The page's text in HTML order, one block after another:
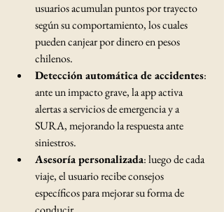
usuarios acumulan puntos por trayecto
según su comportamiento, los cuales
pueden canjear por dinero en pesos
chilenos.
Detección automática de accidentes:
ante un impacto grave, la app activa
alertas a servicios de emergencia y a
SURA, mejorando la respuesta ante
siniestros.
Asesoría personalizada: luego de cada
viaje, el usuario recibe consejos
específicos para mejorar su forma de